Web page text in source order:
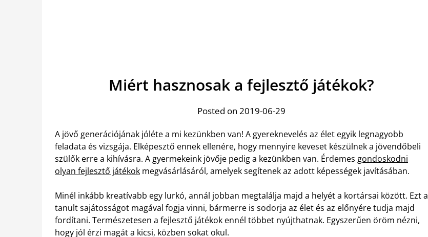
Miért hasznosak a fejlesztő játékok?
Posted on 2019-06-29
A jövő generációjának jóléte a mi kezünkben van! A gyereknevelés az élet egyik legnagyobb
feladata és vizsgája. Elképesztő ennek ellenére, hogy mennyire keveset készülnek a jövendőbeli
szülők erre a kihívásra. A gyermekeink jövője pedig a kezünkben van. Érdemes gondoskodni
olyan fejlesztő játékok megvásárlásáról, amelyek segítenek az adott képességek javításában.
Minél inkább kreatívabb egy lurkó, annál jobban megtalálja majd a helyét a kortársai között. Ezt a
tanult sajátosságot magával fogja vinni, bármerre is sodorja az élet és az előnyére tudja majd
fordítani. Természetesen a fejlesztő játékok ennél többet nyújthatnak. Egyszerűen öröm nézni,
hogy jól érzi magát a kicsi, közben sokat okul.